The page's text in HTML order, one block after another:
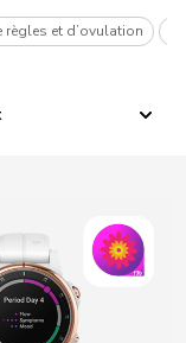
règles et d’ovulation